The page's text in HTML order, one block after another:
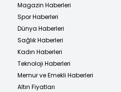
Magazin Haberleri
Spor Haberleri
Dünya Haberleri
Sağlık Haberleri
Kadın Haberleri
Teknoloji Haberleri
Memur ve Emekli Haberleri
Altın Fiyatları